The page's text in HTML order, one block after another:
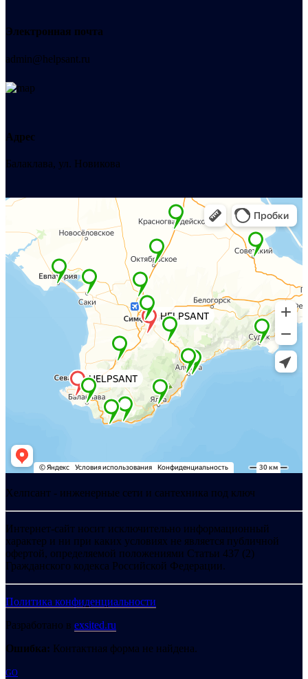
Электронная почта
admin@helpsant.ru
Адрес
Балаклава, ул. Новикова
Хелпсант - инженерные сети и сантехника под ключ
Интернет-сайт носит исключительно информационный
характер и ни при каких условиях не является публичной
офертой, определяемой положениями Статьи 437 (2)
Гражданского кодекса Российской Федерации.
Политика конфиденциальности
Разработано в exsited.ru
Ошибка: Контактная форма не найдена.
GO